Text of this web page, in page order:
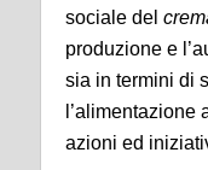
sociale del
produzione e
sia in termini di
l’alimentazione
azioni ed